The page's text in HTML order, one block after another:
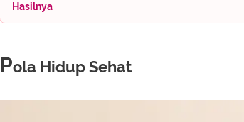
Hasilnya
Pola Hidup Sehat